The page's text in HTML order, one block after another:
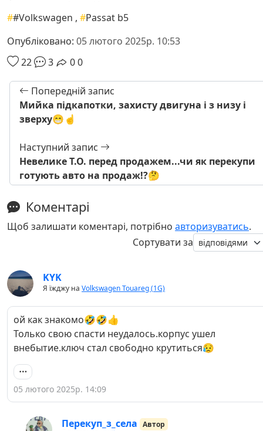
##Volkswagen , #Passat b5
Опубліковано: 05 лютого 2025р. 10:53
22
3 00
Попередній запис
Мийка підкапотки, захисту двигуна і з низу і
зверху😁☝️
Наступний запис
Невелике Т.О. перед продажем...чи як перекупи
готують авто на продаж!?🤔
Коментарі
Щоб залишати коментарі, потрібно авторизуватись.
Сортувати за
KYK
Я їжджу на Volkswagen Touareg (1G)
ой как знакомо🤣🤣👍
Только свою спасти неудалось.корпус ушел
внебытие.ключ стал свободно крутиться😥
05 лютого 2025р. 14:09
Перекуп_з_села Автор